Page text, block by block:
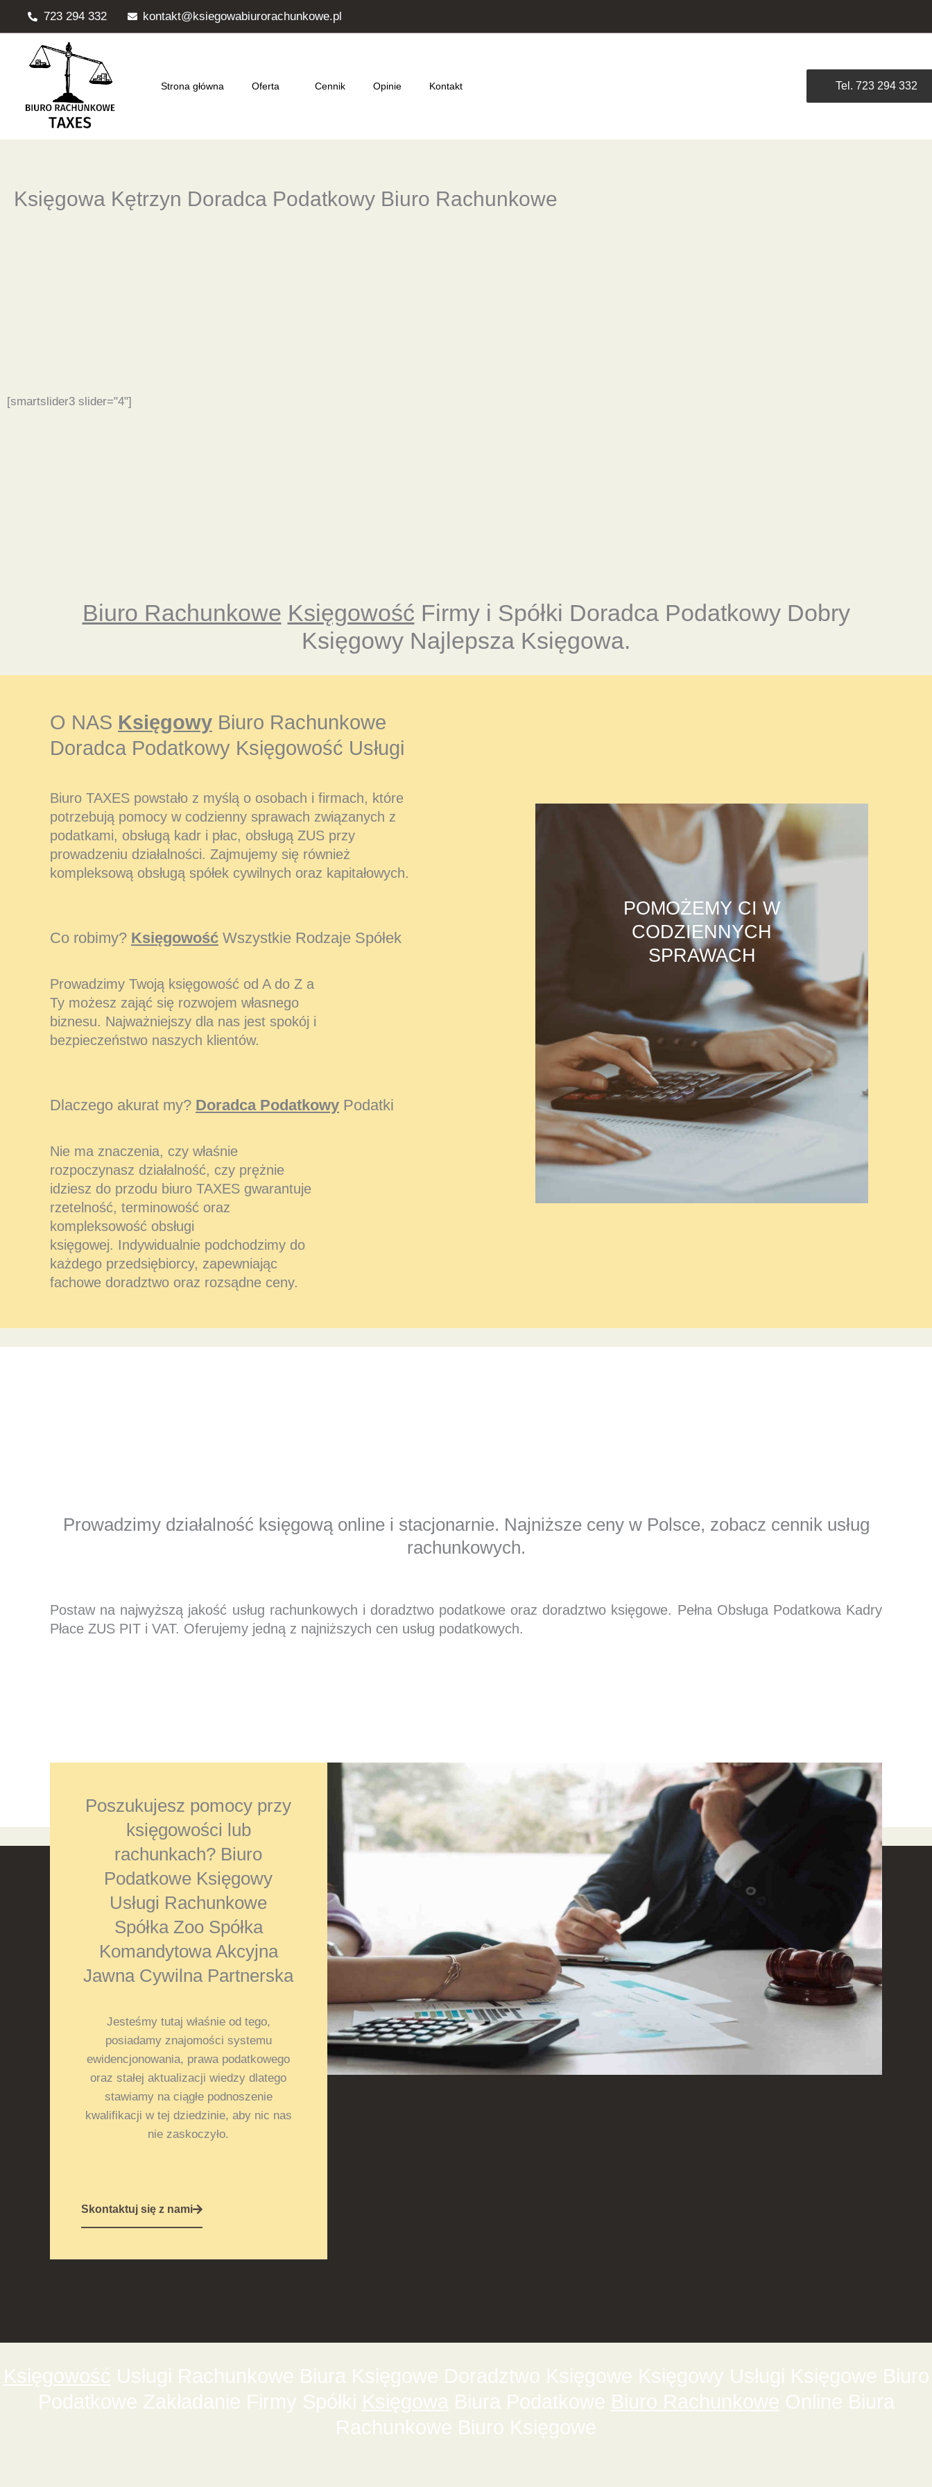
Przejdź
723 294 332 kontakt@ksiegowabiurorachunkowe.pl
Strona główna Oferta Cennik Opinie Kontakt Tel. 723 294 332
Księgowa Kętrzyn Doradca Podatkowy Biuro Rachunkowe
[smartslider3 slider="4"]
Biuro Rachunkowe Księgowość Firmy i Spółki Doradca Podatkowy Dobry
Księgowy Najlepsza Księgowa.
O NAS Księgowy Biuro Rachunkowe
Doradca Podatkowy Księgowość Usługi
Biuro TAXES powstało z myślą o osobach i firmach, które
potrzebują pomocy w codzienny sprawach związanych z
podatkami, obsługą kadr i płac, obsługą ZUS przy
prowadzeniu działalności. Zajmujemy się również
kompleksową obsługą spółek cywilnych oraz kapitałowych.
Co robimy? Księgowość Wszystkie Rodzaje Spółek
Prowadzimy Twoją księgowość od A do Z a
Ty możesz zająć się rozwojem własnego
biznesu. Najważniejszy dla nas jest spokój i
bezpieczeństwo naszych klientów.
Dlaczego akurat my? Doradca Podatkowy Podatki
Nie ma znaczenia, czy właśnie
rozpoczynasz działalność, czy prężnie
idziesz do przodu biuro TAXES gwarantuje
rzetelność, terminowość oraz
kompleksowość obsługi
księgowej. Indywidualnie podchodzimy do
każdego przedsiębiorcy, zapewniając
fachowe doradztwo oraz rozsądne ceny.
POMOŻEMY CI W
CODZIENNYCH
SPRAWACH
Prowadzimy działalność księgową online i stacjonarnie. Najniższe ceny w Polsce, zobacz cennik usług
rachunkowych.
Postaw na najwyższą jakość usług rachunkowych i doradztwo podatkowe oraz doradztwo księgowe. Pełna Obsługa Podatkowa Kadry
Płace ZUS PIT i VAT. Oferujemy jedną z najniższych cen usług podatkowych.
Poszukujesz pomocy przy
księgowości lub
rachunkach? Biuro
Podatkowe Księgowy
Usługi Rachunkowe
Spółka Zoo Spółka
Komandytowa Akcyjna
Jawna Cywilna Partnerska
Jesteśmy tutaj właśnie od tego,
posiadamy znajomości systemu
ewidencjonowania, prawa podatkowego
oraz stałej aktualizacji wiedzy dlatego
stawiamy na ciągłe podnoszenie
kwalifikacji w tej dziedzinie, aby nic nas
nie zaskoczyło.
Skontaktuj się z nami
Księgowość Usługi Rachunkowe Biura Księgowe Doradztwo Księgowe Księgowy Usługi Księgowe Biuro
Podatkowe Zakładanie Firmy Spółki Księgowa Biura Podatkowe Biuro Rachunkowe Online Biura
Rachunkowe Biuro Księgowe